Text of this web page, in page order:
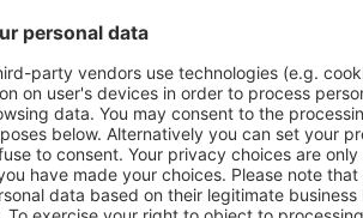
Oakhurst Inn at the University
Charlottesville, 14 srpna 2026, 2 noci